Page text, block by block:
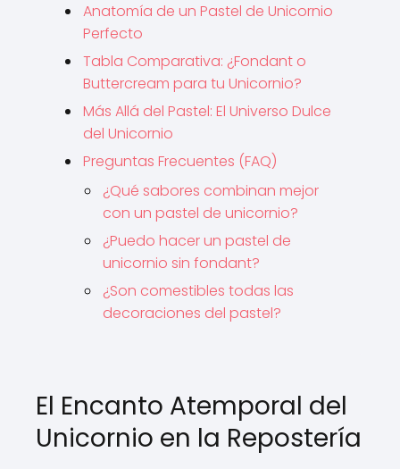
Anatomía de un Pastel de Unicornio
Perfecto
Tabla Comparativa: ¿Fondant o
Buttercream para tu Unicornio?
Más Allá del Pastel: El Universo Dulce
del Unicornio
Preguntas Frecuentes (FAQ)
¿Qué sabores combinan mejor
con un pastel de unicornio?
¿Puedo hacer un pastel de
unicornio sin fondant?
¿Son comestibles todas las
decoraciones del pastel?
El Encanto Atemporal del
Unicornio en la Repostería